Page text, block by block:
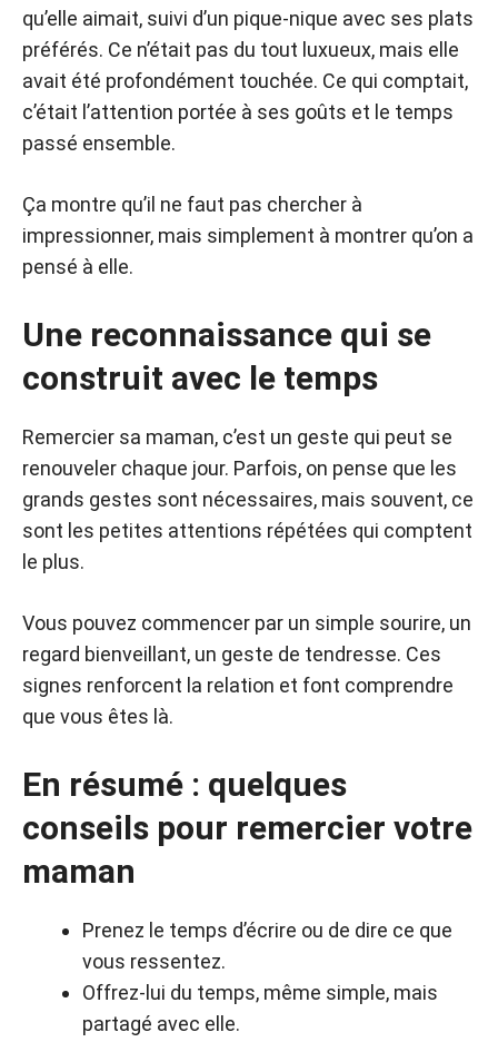
qu’elle aimait, suivi d’un pique-nique avec ses plats
préférés. Ce n’était pas du tout luxueux, mais elle
avait été profondément touchée. Ce qui comptait,
c’était l’attention portée à ses goûts et le temps
passé ensemble.
Ça montre qu’il ne faut pas chercher à
impressionner, mais simplement à montrer qu’on a
pensé à elle.
Une reconnaissance qui se
construit avec le temps
Remercier sa maman, c’est un geste qui peut se
renouveler chaque jour. Parfois, on pense que les
grands gestes sont nécessaires, mais souvent, ce
sont les petites attentions répétées qui comptent
le plus.
Vous pouvez commencer par un simple sourire, un
regard bienveillant, un geste de tendresse. Ces
signes renforcent la relation et font comprendre
que vous êtes là.
En résumé : quelques
conseils pour remercier votre
maman
Prenez le temps d’écrire ou de dire ce que
vous ressentez.
Offrez-lui du temps, même simple, mais
partagé avec elle.